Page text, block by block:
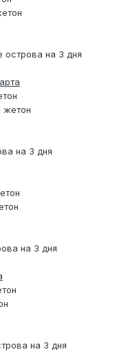
острова на 3 дня
жетон
на 3 дня
на 3 дня
на 3 дня